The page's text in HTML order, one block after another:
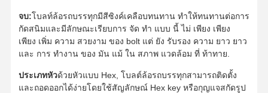
หน้าแรก สินค้า วิดีโอ รายการ VR
จบ:โบลท์ล้อรถบรรทุกมีสีซิงค์เคลือบทนทาน ทําให้ทนทานต่อการ
กัดสนิมและมีลักษณะเรียบการ จัด ทํา แบบ นี้ ไม่ เพียง เพียง
เพียง เพิ่ม ความ สวยงาม ของ bolt แต่ ยัง รับรอง ความ ยาว ยาว
และ การ ทํางาน ของ มัน แม้ ใน สภาพ แวดล้อม ที่ ท้าทาย.
ประเภทหัวด้วยหัวแบบ Hex, โบลต์ล้อรถบรรทุกสามารถติดตั้ง
และถอดออกได้ง่ายโดยใช้สัญลักษณ์ Hex key หรือกุญแจสกัดรูป